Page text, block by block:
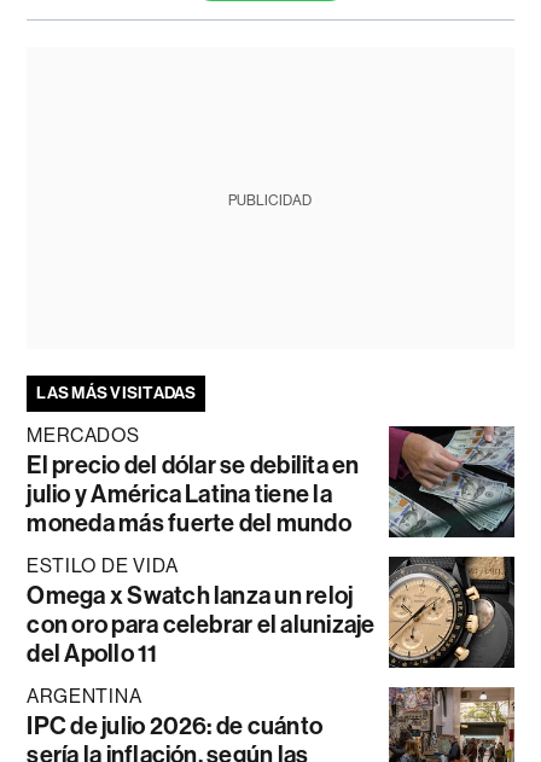
PUBLICIDAD
LAS MÁS VISITADAS
MERCADOS
El precio del dólar se debilita en
julio y América Latina tiene la
moneda más fuerte del mundo
ESTILO DE VIDA
Omega x Swatch lanza un reloj
con oro para celebrar el alunizaje
del Apollo 11
ARGENTINA
IPC de julio 2026: de cuánto
sería la inflación, según las